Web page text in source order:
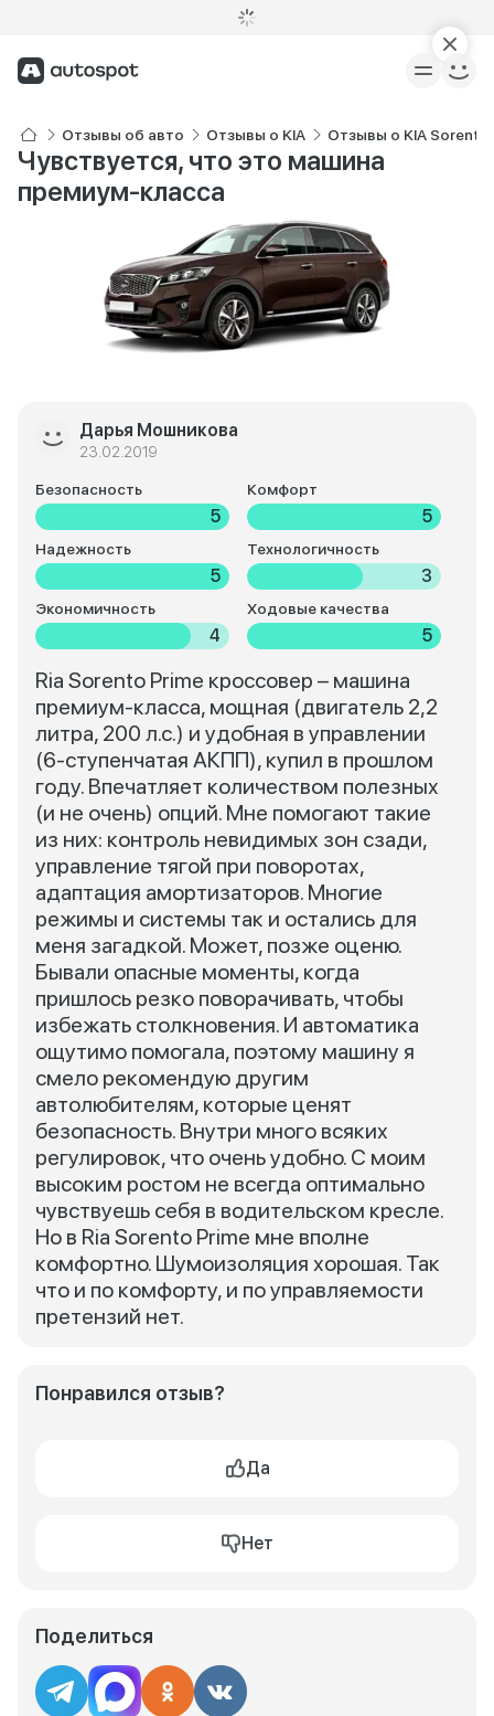
Отзывы об авто Отзывы о KIA Отзывы о KIA Sorento
Чувствуется, что это машина
премиум-класса
Дарья Мошникова
23.02.2019
Безопасность
5
Комфорт
5
Надежность
5
Технологичность
3
Экономичность
4
Ходовые качества
5
Ria Sorento Prime кроссовер – машина
премиум-класса, мощная (двигатель 2,2
литра, 200 л.с.) и удобная в управлении
(6-ступенчатая АКПП), купил в прошлом
году. Впечатляет количеством полезных
(и не очень) опций. Мне помогают такие
из них: контроль невидимых зон сзади,
управление тягой при поворотах,
адаптация амортизаторов. Многие
режимы и системы так и остались для
меня загадкой. Может, позже оценю.
Бывали опасные моменты, когда
пришлось резко поворачивать, чтобы
избежать столкновения. И автоматика
ощутимо помогала, поэтому машину я
смело рекомендую другим
автолюбителям, которые ценят
безопасность. Внутри много всяких
регулировок, что очень удобно. С моим
высоким ростом не всегда оптимально
чувствуешь себя в водительском кресле.
Но в Ria Sorento Prime мне вполне
комфортно. Шумоизоляция хорошая. Так
что и по комфорту, и по управляемости
претензий нет.
Понравился отзыв?
Да
Нет
Поделиться